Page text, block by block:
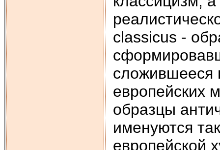
classicus -
сложившееся
европейских
образцы
именуются
европейской